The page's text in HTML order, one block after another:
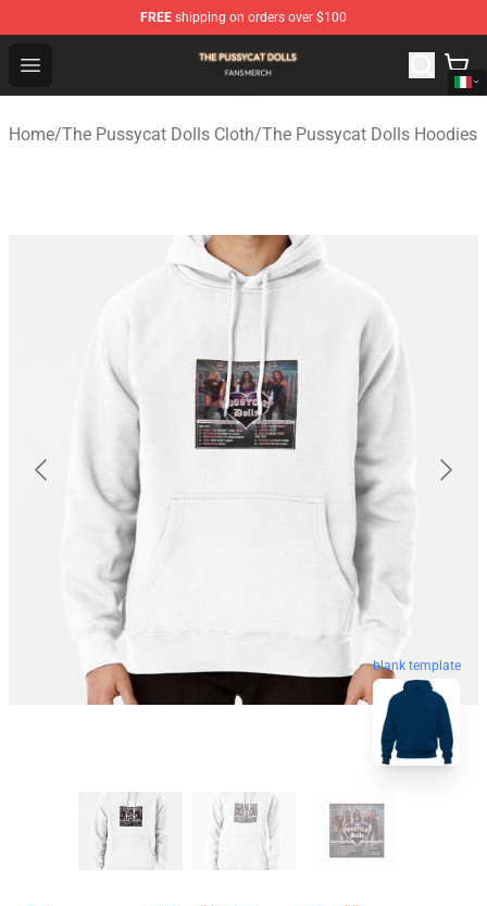
FREE shipping on orders over $100
Open menu
The Pussycat Dolls Shop - Official The Pussycat Dolls
Home/The Pussycat Dolls Cloth/The Pussycat Dolls Hoodies
blank template